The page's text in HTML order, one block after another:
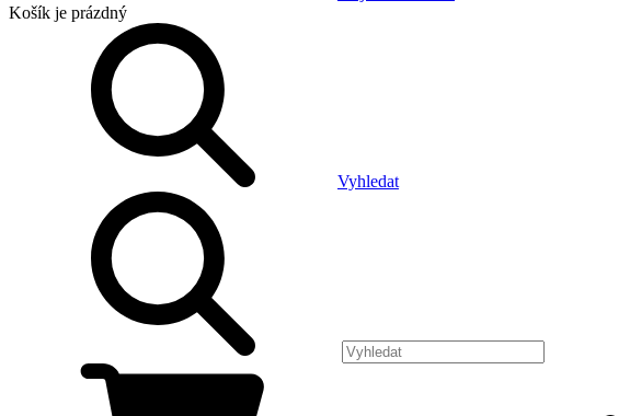
Košík je prázdný
Vyhledat